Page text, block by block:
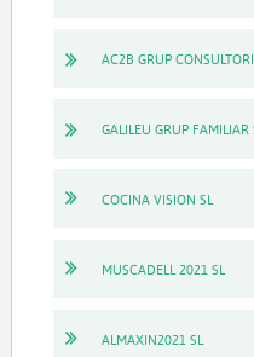
AC2B GRUP
GALILEU GRUP FAMILIAR
COCINA VISION SL
MUSCADELL 2021 SL
ALMAXIN2021 SL